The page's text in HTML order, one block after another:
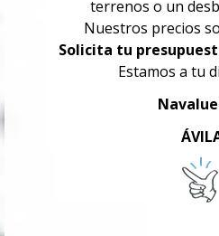
terrenos o un
Nuestros precios
Solicita tu
Estamos a tu